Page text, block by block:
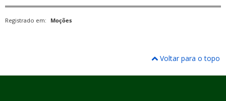
Registrado em: Moções
Voltar para o topo